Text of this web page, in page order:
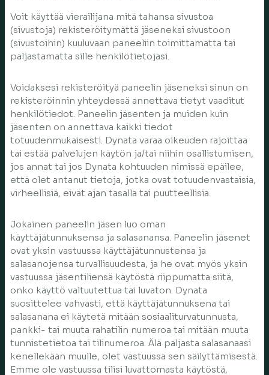
Voit käyttää vierailijana mitä tahansa sivustoa
(sivustoja) rekisteröitymättä jäseneksi sivustoon
(sivustoihin) kuuluvaan paneeliin toimittamatta tai
paljastamatta sille henkilötietojasi.
Voidaksesi rekisteröityä paneelin jäseneksi sinun on
rekisteröinnin yhteydessä annettava tietyt vaaditut
henkilötiedot. Paneelin jäsenten ja muiden kuin
jäsenten on annettava kaikki tiedot
totuudenmukaisesti. Dynata varaa oikeuden rajoittaa
tai estää palvelujen käytön ja/tai niihin osallistumisen,
jos annat tai jos Dynata kohtuuden nimissä epäilee,
että olet antanut tietoja, jotka ovat totuudenvastaisia,
virheellisiä, eivät ajan tasalla tai puutteellisia.
Jokainen paneelin jäsen luo oman
käyttäjätunnuksensa ja salasanansa. Paneelin jäsenet
ovat yksin vastuussa käyttäjätunnustensa ja
salasanojensa turvallisuudesta, ja he ovat myös yksin
vastuussa jäsentiliensä käytöstä riippumatta siitä,
onko käyttö valtuutettua tai luvaton. Dynata
suosittelee vahvasti, että käyttäjätunnuksena tai
salasanana ei käytetä mitään sosiaaliturvatunnusta,
pankki- tai muuta rahatilin numeroa tai mitään muuta
tunnistetietoa tai tilinumeroa. Älä paljasta salasanaasi
kenellekään muulle, olet vastuussa sen säilyttämisestä.
Emme ole vastuussa tilisi luvattomasta käytöstä,